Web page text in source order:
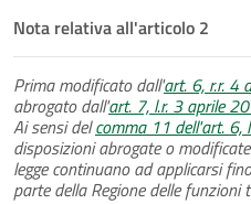
Nota relativa all'articolo 2
Prima modificato dall'art. 6, r.r. 4
abrogato dall'art. 7, l.r. 3 aprile
Ai sensi delcomma 11 dell'art.
disposizioni abrogate o
legge continuano ad applicarsi
parte della Regione delle funzioni